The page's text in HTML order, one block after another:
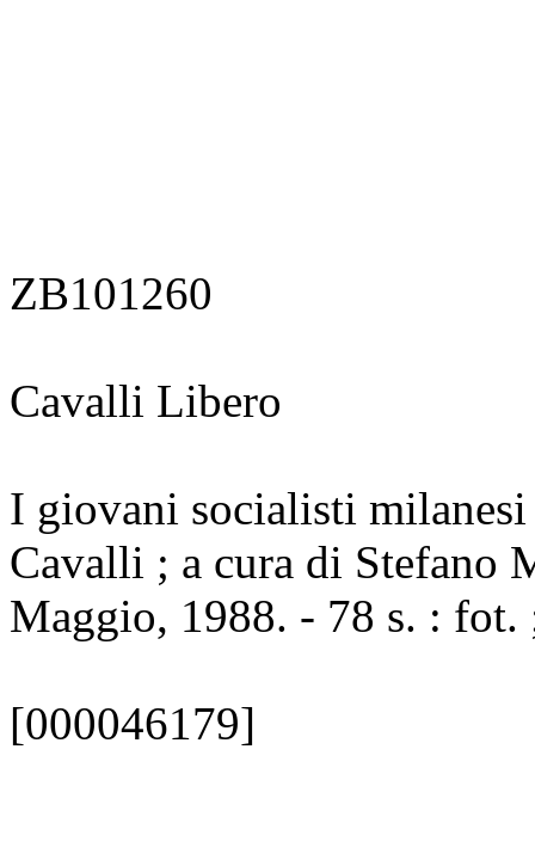
ZB101260
Cavalli Libero
I giovani socialisti
Cavalli ; a cura di
Maggio, 1988. - 78 s. : fot.
[000046179]